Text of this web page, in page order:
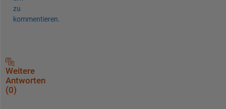
zu
kommentieren.
Weitere
Antworten
(0)